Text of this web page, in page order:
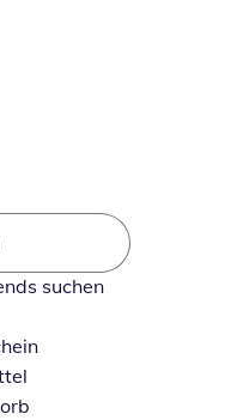
suchen